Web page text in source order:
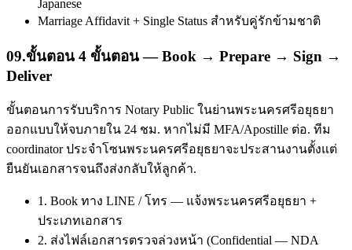
Japanese
Marriage Affidavit + Single Status สำหรับคู่รักข้ามชาติ
09.ขั้นตอน 4 ขั้นตอน — Book → Prepare → Sign →
Deliver
ขั้นตอนการรับบริการ Notary Public ในย่านพระนครศรีอยุธยา
ออกแบบให้จบภายใน 24 ชม. หากไม่มี MFA/Apostille ต่อ. ทีม
coordinator ประจำโซนพระนครศรีอยุธยาจะประสานงานตั้งแต่
ยืนยันเอกสารจนถึงส่งกลับให้ลูกค้า.
1. Book ทาง LINE / โทร — แจ้งพระนครศรีอยุธยา +
ประเภทเอกสาร
2. ส่งไฟล์เอกสารตรวจล่วงหน้า (Confidential — NDA